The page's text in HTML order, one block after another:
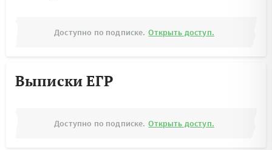
Доступно по подписке. Открыть доступ.
Выписки ЕГР
Доступно по подписке. Открыть доступ.